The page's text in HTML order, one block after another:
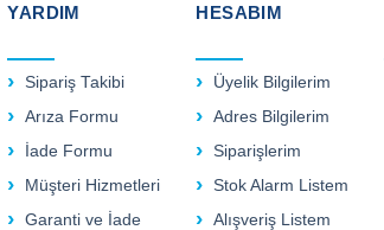
YARDIM
Sipariş Takibi
Arıza Formu
İade Formu
Müşteri Hizmetleri
Garanti ve İade
HESABIM
Üyelik Bilgilerim
Adres Bilgilerim
Siparişlerim
Stok Alarm Listem
Alışveriş Listem